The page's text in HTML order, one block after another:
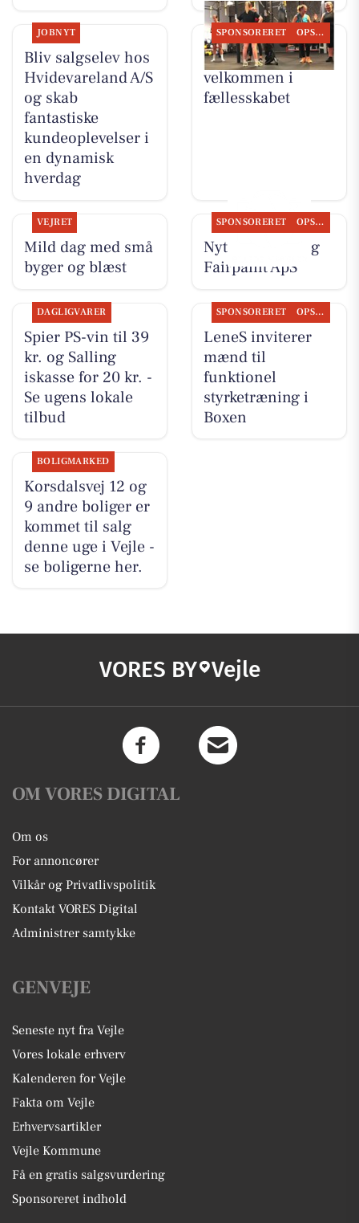
JOBNYT
Bliv salgselev hos
Hvidevareland A/S
og skab
fantastiske
kundeoplevelser i
en dynamisk
hverdag
SPONSORERET OPSLAGSTAVLEN
LeneS byder dig
velkommen i
fællesskabet
VEJRET
Mild dag med små
byger og blæst
SPONSORERET OPSLAGSTAVLEN
Nyt fra LeneS og
Fairpaint ApS
DAGLIGVARER
Spier PS-vin til 39
kr. og Salling
iskasse for 20 kr. -
Se ugens lokale
tilbud
SPONSORERET OPSLAGSTAVLEN
LeneS inviterer
mænd til
funktionel
styrketræning i
Boxen
BOLIGMARKED
Korsdalsvej 12 og
9 andre boliger er
kommet til salg
denne uge i Vejle -
se boligerne her.
VORES BY Vejle
OM VORES DIGITAL
Om os
For annoncører
Vilkår og Privatlivspolitik
Kontakt VORES Digital
Administrer samtykke
GENVEJE
Seneste nyt fra Vejle
Vores lokale erhverv
Kalenderen for Vejle
Fakta om Vejle
Erhvervsartikler
Vejle Kommune
Få en gratis salgsvurdering
Sponsoreret indhold